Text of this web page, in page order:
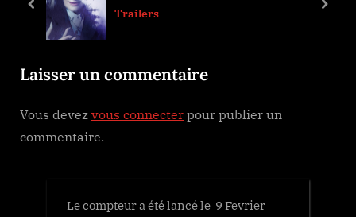
u
o
t
:
Trailers
prev next
Laisser un commentaire
Vous devez vous connecter pour publier un
commentaire.
Le compteur a été lancé le 9 Fevrier